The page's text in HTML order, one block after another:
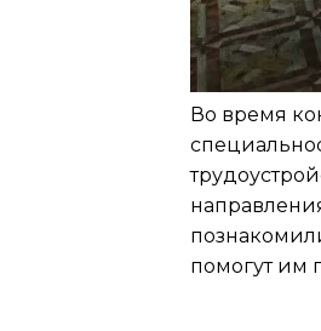
Во время
помогут им